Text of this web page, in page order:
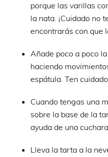
porque las varillas
la nata. ¡Cuidado no
encontrarás con que
Añade poco a poco
haciendo
espátula. Ten
Cuando tengas una
sobre la base de la
ayuda de una
Lleva la tarta a la